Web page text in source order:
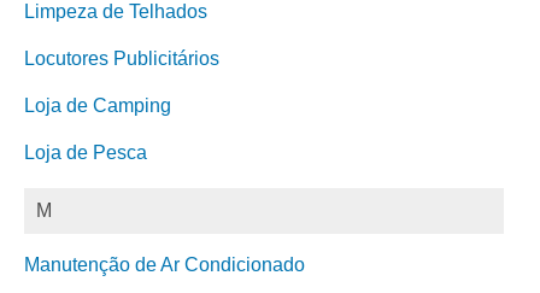
Limpeza de Telhados
Locutores Publicitários
Loja de Camping
Loja de Pesca
M
Manutenção de Ar Condicionado